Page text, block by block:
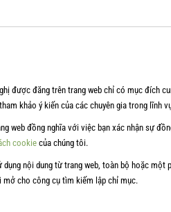
được đăng trên trang web chỉ có mục đích
khảo ý kiến của các chuyên gia trong lĩnh
web đồng nghĩa với việc bạn xác nhận sự
cookie của chúng tôi.
dụng nội dung từ trang web, toàn bộ hoặc
mở cho công cụ tìm kiếm lập chỉ mục.